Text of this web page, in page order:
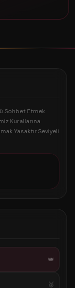
Sohbet Etmek
Kurallarına
Yasaktır.Seviyeli